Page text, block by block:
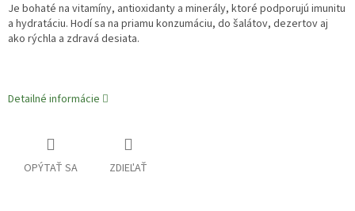
Je bohaté na vitamíny, antioxidanty a minerály, ktoré podporujú imunitu
a hydratáciu. Hodí sa na priamu konzumáciu, do šalátov, dezertov aj
ako rýchla a zdravá desiata.
Detailné informácie
OPÝTAŤ SA ZDIEĽAŤ